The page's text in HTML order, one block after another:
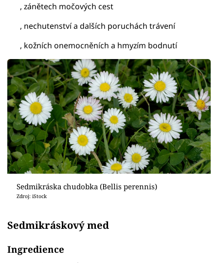
, zánětech močových cest
, nechutenství a dalších poruchách trávení
, kožních onemocněních a hmyzím bodnutí
Sedmikráska chudobka (Bellis perennis)
Zdroj: iStock
Sedmikráskový med
Ingredience